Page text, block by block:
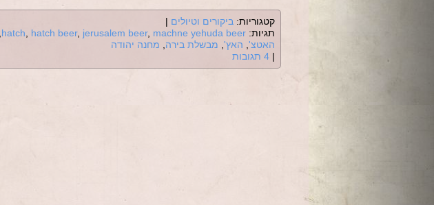
קטגוריות: ביקורים וטיולים |
תגיות:
hatch hatch beer, jerusalem beer, machne yehuda beer
האטצ' האץ' מבשלת בירה
מחנה יהודה
| 4 תגובות